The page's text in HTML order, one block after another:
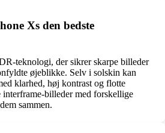
Xs den bedste
teknologi, der sikrer skarpe billeder
øjeblikke. Selv i solskin kan
klarhed, høj kontrast og flotte
interframe-billeder med forskellige
sammen.